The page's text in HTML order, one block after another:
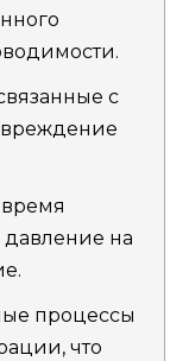
с
на
процессы
что